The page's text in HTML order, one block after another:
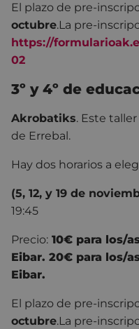
El plazo de pre-
octubre.La pre-
https://
02
3º y 4º de
Akrobatiks. Este
de Errebal.
Hay dos horarios a
(5, 12, y 19 de
19:45
Precio: 10€ para los/
Eibar. 20€ para los/
Eibar.
El plazo de pre-
octubre.La pre-